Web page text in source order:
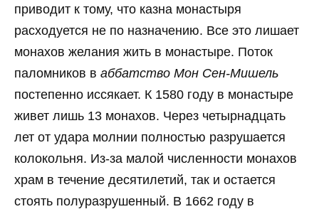
приводит к тому, что казна монастыря
расходуется не по назначению. Все это лишает
монахов желания жить в монастыре. Поток
паломников в аббатство Мон Сен-Мишель
постепенно иссякает. К 1580 году в монастыре
живет лишь 13 монахов. Через четырнадцать
лет от удара молнии полностью разрушается
колокольня. Из-за малой численности монахов
храм в течение десятилетий, так и остается
стоять полуразрушенный. В 1662 году в